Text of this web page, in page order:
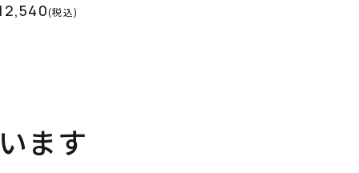
(税込)
ます